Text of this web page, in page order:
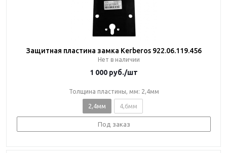
Защитная пластина замка Kerberos 922.06.119.456
Нет в наличии
1 000 руб./шт
Толщина пластины, мм: 2,4мм
2,4мм 4,6мм
Под заказ